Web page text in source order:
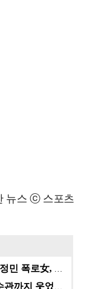
뉴스 ⓒ 스포츠
"카톡 멀티 프로필로 관계 은폐" 황정민 폭로女, 문자…
한숨 돌린 韓 극장가, 매출·관객·특수관까지 웃었다 […